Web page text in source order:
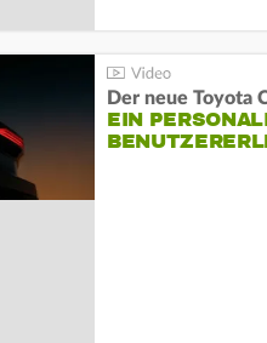
Der neue Toyota
EIN